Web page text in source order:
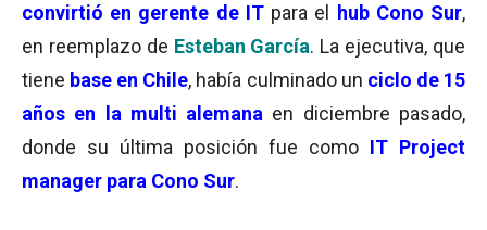
convirtió en gerente de ITpara el hub Cono Sur,
en reemplazo de Esteban García. La ejecutiva, que
tiene base en Chile, había culminado un ciclo de 15
años en la multi alemana en diciembre pasado,
donde su última posición fue como IT Project
manager para Cono Sur.